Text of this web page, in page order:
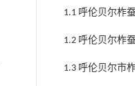
1.1 呼伦贝尔柞
1.2 呼伦贝尔柞
1.3 呼伦贝尔市